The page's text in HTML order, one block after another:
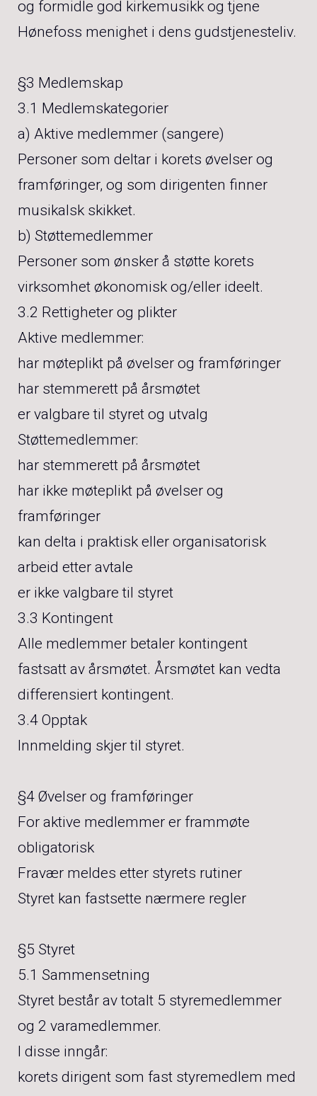
og formidle god kirkemusikk og tjene
Hønefoss menighet i dens gudstjenesteliv.
§3 Medlemskap
3.1 Medlemskategorier
a) Aktive medlemmer (sangere)
Personer som deltar i korets øvelser og
framføringer, og som dirigenten finner
musikalsk skikket.
b) Støttemedlemmer
Personer som ønsker å støtte korets
virksomhet økonomisk og/eller ideelt.
3.2 Rettigheter og plikter
Aktive medlemmer:
har møteplikt på øvelser og framføringer
har stemmerett på årsmøtet
er valgbare til styret og utvalg
Støttemedlemmer:
har stemmerett på årsmøtet
har ikke møteplikt på øvelser og
framføringer
kan delta i praktisk eller organisatorisk
arbeid etter avtale
er ikke valgbare til styret
3.3 Kontingent
Alle medlemmer betaler kontingent
fastsatt av årsmøtet. Årsmøtet kan vedta
differensiert kontingent.
3.4 Opptak
Innmelding skjer til styret.
§4 Øvelser og framføringer
For aktive medlemmer er frammøte
obligatorisk
Fravær meldes etter styrets rutiner
Styret kan fastsette nærmere regler
§5 Styret
5.1 Sammensetning
Styret består av totalt 5 styremedlemmer
og 2 varamedlemmer.
I disse inngår:
korets dirigent som fast styremedlem med